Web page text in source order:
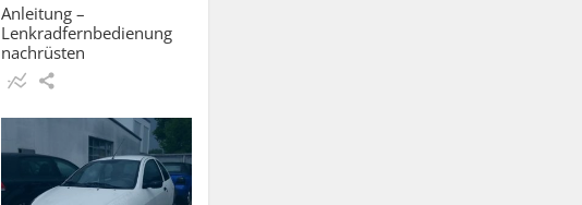
Anleitung –
Lenkradfernbedienung
nachrüsten